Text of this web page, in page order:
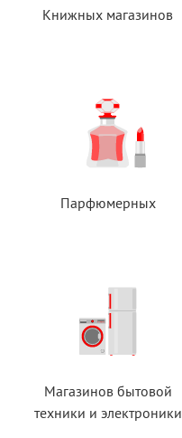
Книжных магазинов
Парфюмерных
Магазинов бытовой
техники и электроники